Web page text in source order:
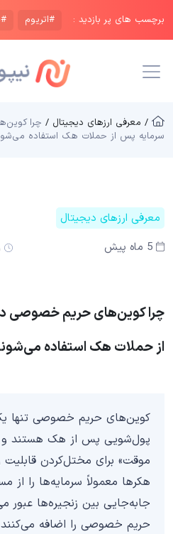
برچسب های پر بازدید : #اتریوم
/ معرفی ارزهای دیجیتال / چرا
سرمایه پس از حملات هک استفاده
معرفی ارزهای دیجیتال
5 ماه پیش
چرا کوین‌های حریم خصوصی
از حملات هک استفاده
کوین‌های حریم خصوصی تنها یک
پول‌شویی پس از هک هستند و
موقت» برای مختل‌کردن
هکرها معمولاً سرمایه‌ها را از
جابه‌جایی بین زنجیره‌ها
حریم خصوصی را اضافه می‌کنند